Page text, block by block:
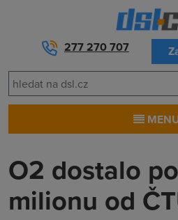
277 270 707
O2 dostalo
milionu od